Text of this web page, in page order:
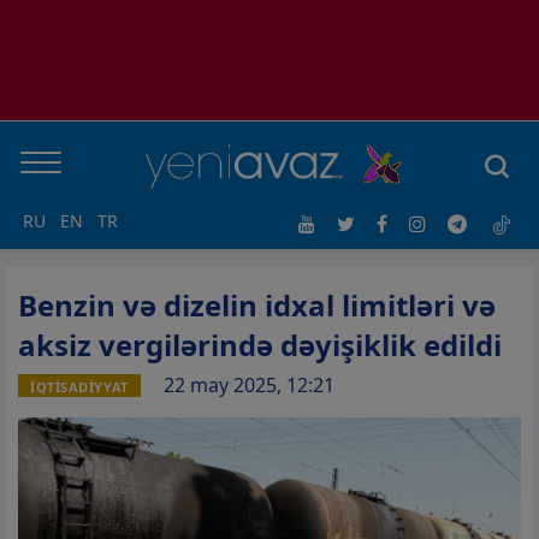
RU EN TR
Benzin və dizelin idxal limitləri və
aksiz vergilərində dəyişiklik edildi
İQTİSADİYYAT 22 may 2025, 12:21